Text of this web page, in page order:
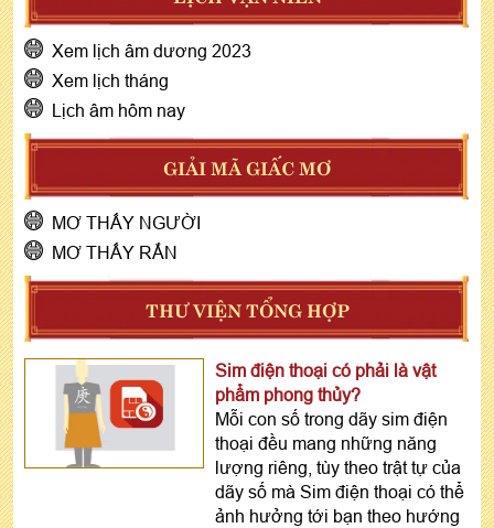
Xem lịch âm dương 2023
Xem lịch tháng
Lịch âm hôm nay
GIẢI MÃ GIẤC MƠ
MƠ THẤY NGƯỜI
MƠ THẤY RẮN
THƯ VIỆN TỔNG HỢP
Sim điện thoại có phải là vật
phẩm phong thủy?
Mỗi con số trong dãy sim điện
thoại đều mang những năng
lượng riêng, tùy theo trật tự của
dãy số mà Sim điện thoại có thể
ảnh hưởng tới bạn theo hướng